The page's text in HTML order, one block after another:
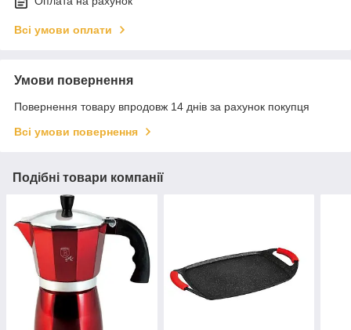
Всі умови оплати
Умови повернення
Повернення товару впродовж 14 днів за рахунок покупця
Всі умови повернення
Подібні товари компанії